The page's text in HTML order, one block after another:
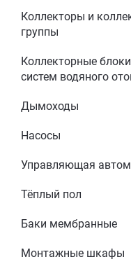
Коллекторы и
группы
Коллекторные
систем водяного
Дымоходы
Насосы
Управляющая
Тёплый пол
Баки мембранные
Монтажные шкафы